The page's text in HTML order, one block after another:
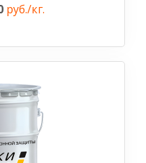
руб./кг.